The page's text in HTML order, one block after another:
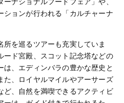
ションが行われる「カルチャーナ
を巡るツアーも充実していま
ード宮殿、スコット記念塔などの
、エディンバラの豊かな歴史と
た、ロイヤルマイルやアーサーズ
ど、自然を満喫できるアクティビ